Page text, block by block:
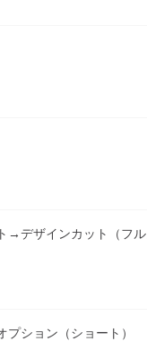
→デザインカット（フ
プション（ショート）